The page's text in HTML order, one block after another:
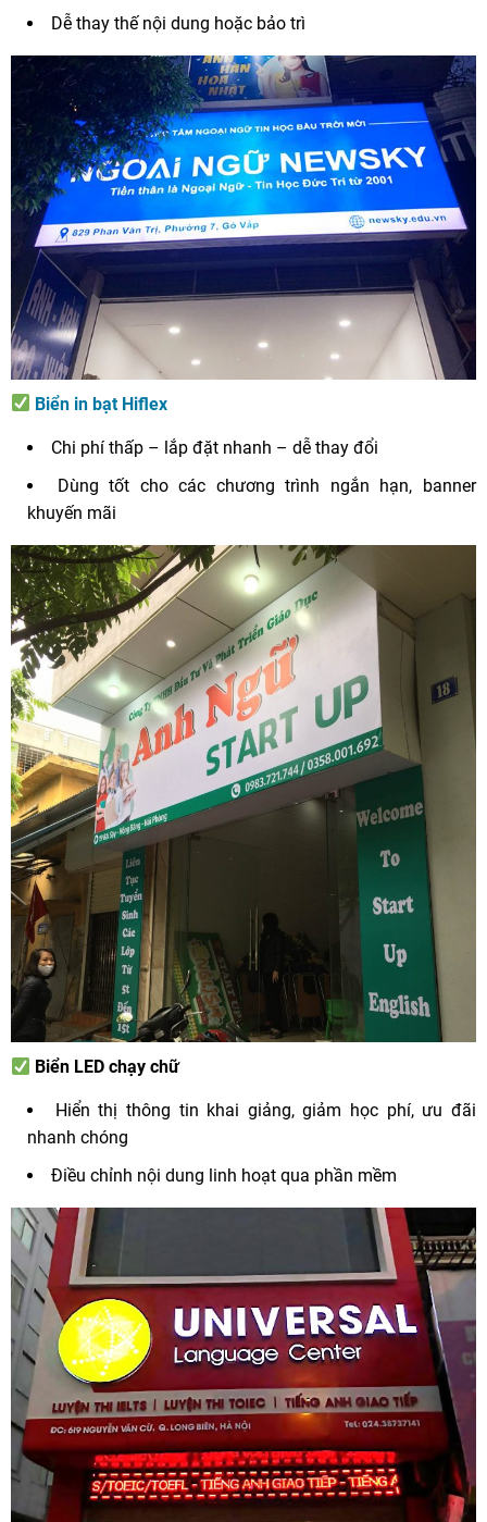
Dễ thay thế nội dung hoặc bảo trì
Biển in bạt Hiflex
Chi phí thấp – lắp đặt nhanh – dễ thay đổi
Dùng tốt cho các chương trình ngắn hạn, banner
khuyến mãi
Biển LED chạy chữ
Hiển thị thông tin khai giảng, giảm học phí, ưu đãi
nhanh chóng
Điều chỉnh nội dung linh hoạt qua phần mềm